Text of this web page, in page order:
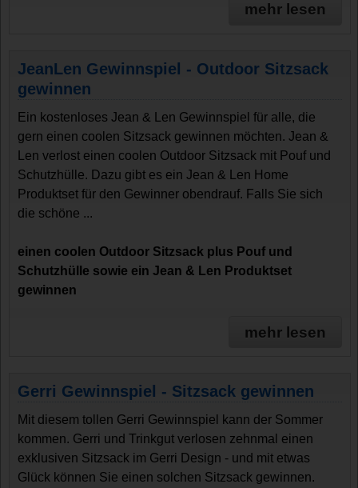
mehr lesen
JeanLen Gewinnspiel - Outdoor Sitzsack
gewinnen
Ein kostenloses Jean & Len Gewinnspiel für alle, die
gern einen coolen Sitzsack gewinnen möchten. Jean &
Len verlost einen coolen Outdoor Sitzsack mit Pouf und
Schutzhülle. Dazu gibt es ein Jean & Len Home
Produktset für den Gewinner obendrauf. Falls Sie sich
die schöne ...
einen coolen Outdoor Sitzsack plus Pouf und
Schutzhülle sowie ein Jean & Len Produktset
gewinnen
mehr lesen
Gerri Gewinnspiel - Sitzsack gewinnen
Mit diesem tollen Gerri Gewinnspiel kann der Sommer
kommen. Gerri und Trinkgut verlosen zehnmal einen
exklusiven Sitzsack im Gerri Design - und mit etwas
Glück können Sie einen solchen Sitzsack gewinnen.